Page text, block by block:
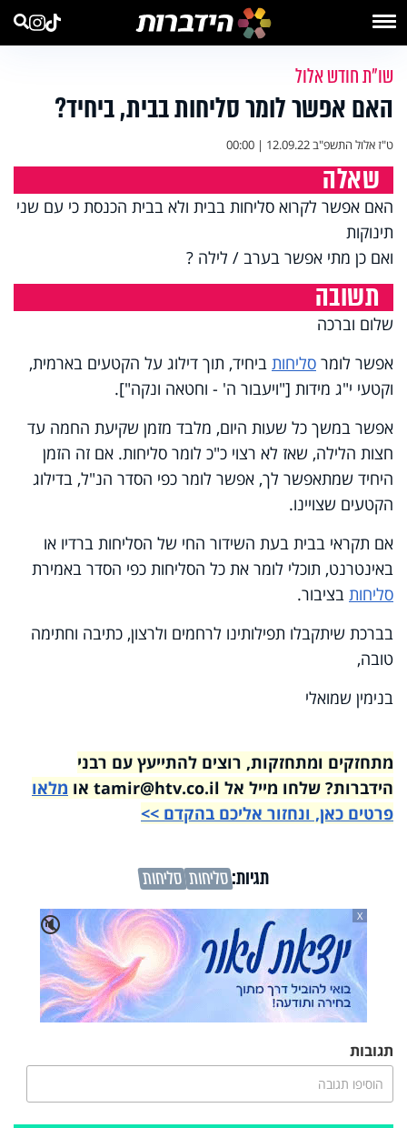
שו"ת חודש אלול
האם אפשר לומר סליחות בבית, ביחיד?
ט"ז אלול התשפ"ב12.09.22 | 00:00
שאלה
האם אפשר לקרוא סליחות בבית ולא בבית הכנסת כי עם שני
תינוקות
ואם כן מתי אפשר בערב / לילה ?
תשובה
שלום וברכה
אפשר לומר סליחות ביחיד, תוך דילוג על הקטעים בארמית,
וקטעי י"ג מידות ["ויעבור ה' - וחטאה ונקה"].
אפשר במשך כל שעות היום, מלבד מזמן שקיעת החמה עד
חצות הלילה, שאז לא רצוי כ"כ לומר סליחות. אם זה הזמן
היחיד שמתאפשר לך, אפשר לומר כפי הסדר הנ"ל, בדילוג
הקטעים שצויינו.
אם תקראי בבית בעת השידור החי של הסליחות ברדיו או
באינטרנט, תוכלי לומר את כל הסליחות כפי הסדר באמירת
סליחות בציבור.
בברכת שיתקבלו תפילותינו לרחמים ולרצון, כתיבה וחתימה
טובה,
בנימין שמואלי
מתחזקים ומתחזקות, רוצים להתייעץ עם רבני
הידברות? שלחו מייל אל tamir@htv.co.il או
מלאו
פרטים כאן, ונחזור אליכם בהקדם >>
תגיות:סליחות סליחות
🔇
X
תגובות
הוסיפו תגובה